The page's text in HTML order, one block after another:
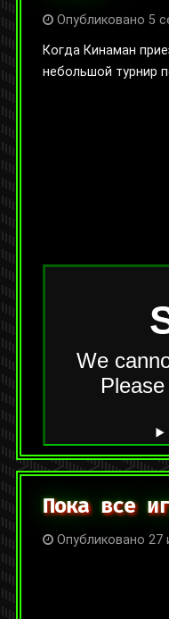
Опубликовано 5
Когда Кинаман
небольшой турнир
Метки:famicom,nes
денди,ретро
Пока все
Опубликовано 27